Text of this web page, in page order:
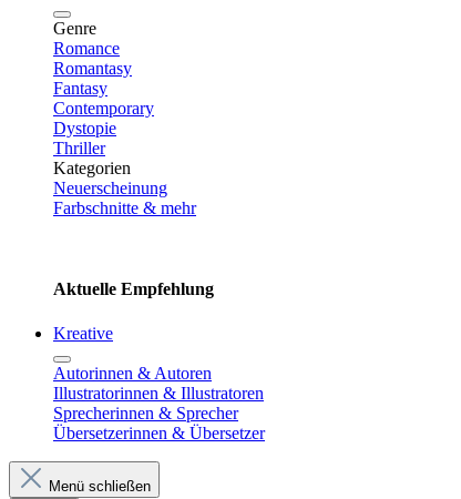
Genre
Romance
Romantasy
Fantasy
Contemporary
Dystopie
Thriller
Kategorien
Neuerscheinung
Farbschnitte & mehr
Aktuelle Empfehlung
Kreative
Autorinnen & Autoren
Illustratorinnen & Illustratoren
Sprecherinnen & Sprecher
Übersetzerinnen & Übersetzer
Menü schließen